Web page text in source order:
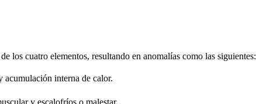
los cuatro elementos, resultando en anomalías como las siguientes:
interna de calor.